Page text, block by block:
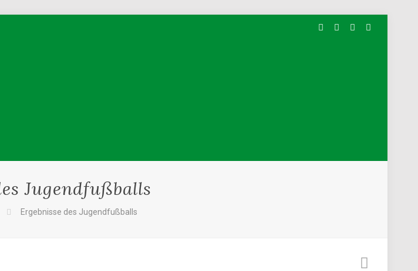
Jugendfußballs
Ergebnisse des Jugendfußballs